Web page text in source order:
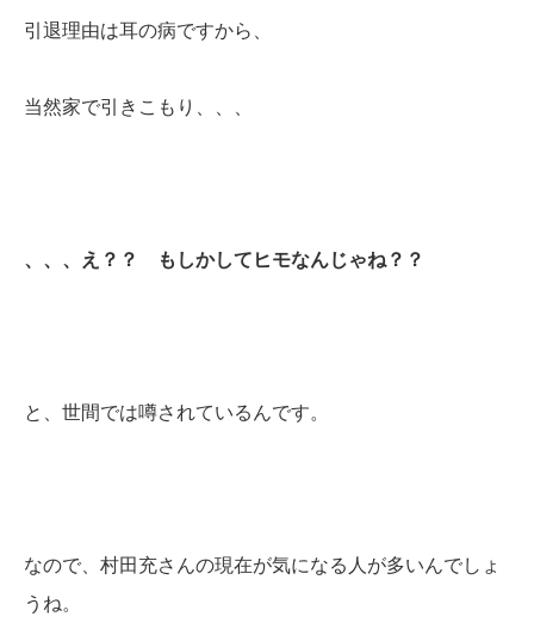
引退理由は耳の病ですから、
当然家で引きこもり、、、
、、、え？？ もしかしてヒモなんじゃね？？
と、世間では噂されているんです。
なので、村田充さんの現在が気になる人が多いんでしょ
うね。